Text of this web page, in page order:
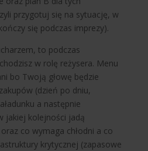
przygotuj się na sytuację, w
się podczas imprezy).
to podczas
w rolę reżysera. Menu
bo Twoją głowę będzie
(dzień po dniu,
a następnie
jakiej kolejności jadą
co wymaga chłodni a co
krytycznej (zapasowe